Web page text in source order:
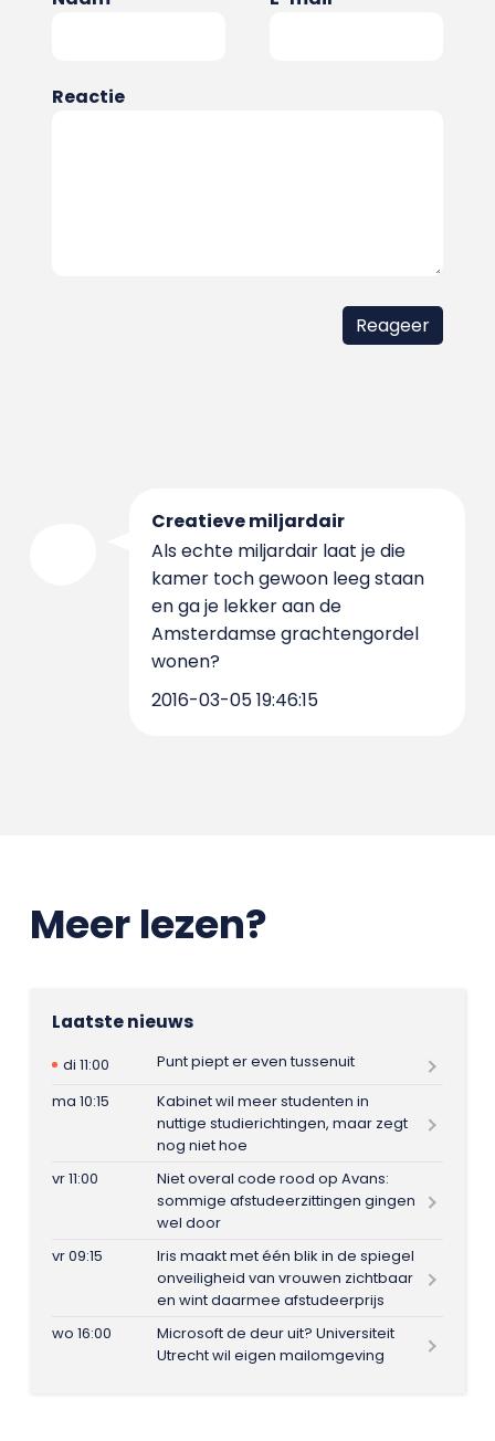
Reactie
Creatieve miljardair
Als echte miljardair laat je die
kamer toch gewoon leeg staan
en ga je lekker aan de
Amsterdamse grachtengordel
wonen?
2016-03-05 19:46:15
Meer lezen?
Laatste nieuws
di 11:00
Punt piept er even tussenuit
ma 10:15
Kabinet wil meer studenten in
nuttige studierichtingen, maar zegt
nog niet hoe
vr 11:00
Niet overal code rood op Avans:
sommige afstudeerzittingen gingen
wel door
vr 09:15
Iris maakt met één blik in de spiegel
onveiligheid van vrouwen zichtbaar
en wint daarmee afstudeerprijs
wo 16:00
Microsoft de deur uit? Universiteit
Utrecht wil eigen mailomgeving